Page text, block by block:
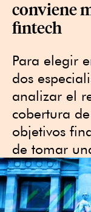
conviene
fintech
Para elegir
dos
analizar el
cobertura
objetivos
de tomar